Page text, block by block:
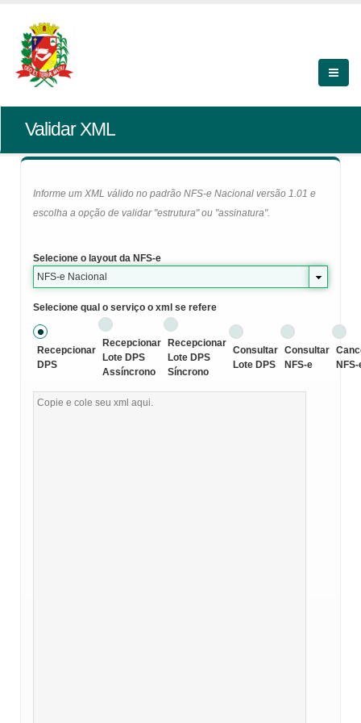
Validar XML
Informe um XML válido no padrão NFS-e Nacional versão 1.01 e
escolha a opção de validar "estrutura" ou "assinatura".
Selecione o layout da NFS-e
NFS-e Nacional
Selecione qual o serviço o xml se refere
Recepcionar
DPS
Recepcionar
Lote DPS
Assíncrono
Recepcionar
Lote DPS
Síncrono
Consultar
Lote DPS
Consultar
NFS-e
NFS-